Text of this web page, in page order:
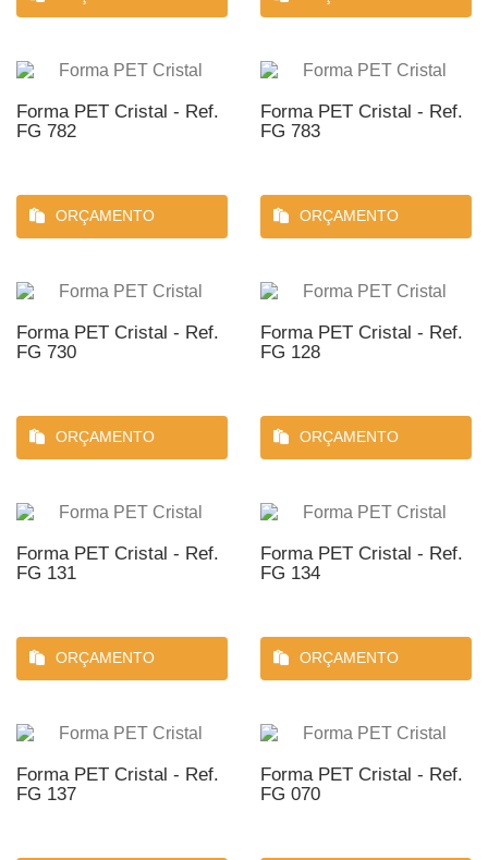
Forma PET Cristal - Ref.
FG 782
ORÇAMENTO
Forma PET Cristal - Ref.
FG 783
ORÇAMENTO
Forma PET Cristal - Ref.
FG 730
ORÇAMENTO
Forma PET Cristal - Ref.
FG 128
ORÇAMENTO
Forma PET Cristal - Ref.
FG 131
ORÇAMENTO
Forma PET Cristal - Ref.
FG 134
ORÇAMENTO
Forma PET Cristal - Ref.
FG 137
Forma PET Cristal - Ref.
FG 070